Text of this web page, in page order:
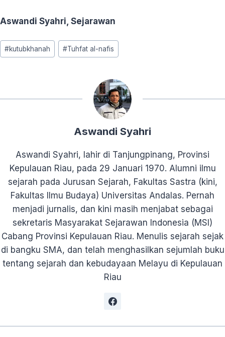
Aswandi Syahri, Sejarawan
Post
Tags:
#kutubkhanah #Tuhfat al-nafis
Aswandi Syahri
Aswandi Syahri, lahir di Tanjungpinang, Provinsi
Kepulauan Riau, pada 29 Januari 1970. Alumni ilmu
sejarah pada Jurusan Sejarah, Fakultas Sastra (kini,
Fakultas Ilmu Budaya) Universitas Andalas. Pernah
menjadi jurnalis, dan kini masih menjabat sebagai
sekretaris Masyarakat Sejarawan Indonesia (MSI)
Cabang Provinsi Kepulauan Riau. Menulis sejarah sejak
di bangku SMA, dan telah menghasilkan sejumlah buku
tentang sejarah dan kebudayaan Melayu di Kepulauan
Riau